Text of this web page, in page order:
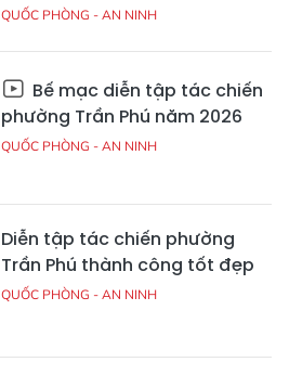
QUỐC PHÒNG - AN NINH
Bế mạc diễn tập tác chiến
phường Trần Phú năm 2026
QUỐC PHÒNG - AN NINH
Diễn tập tác chiến phường
Trần Phú thành công tốt đẹp
QUỐC PHÒNG - AN NINH